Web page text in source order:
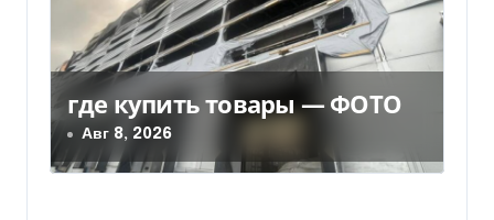
о
з
а
где купить товары — ФОТО
Авг 8, 2026